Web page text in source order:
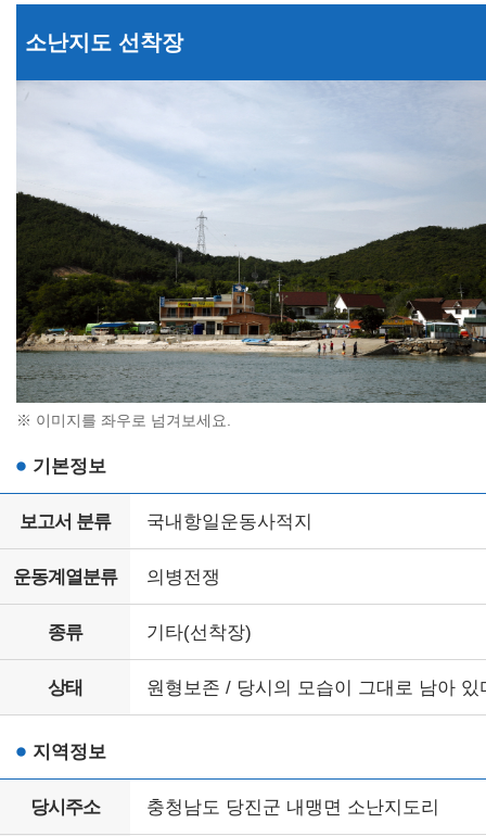
소난지도 선착장
※ 이미지를 좌우로 넘겨보세요.
기본정보
보고서 분류 국내항일운동사적지
운동계열분류 의병전쟁
종류 기타(선착장)
상태 원형보존 / 당시의 모습이 그대로 남아 있
지역정보
당시주소 충청남도 당진군 내맹면 소난지도리